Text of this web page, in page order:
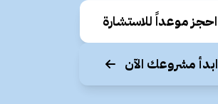
احجز موعداً للاستشارة
ابدأ مشروعك الآن